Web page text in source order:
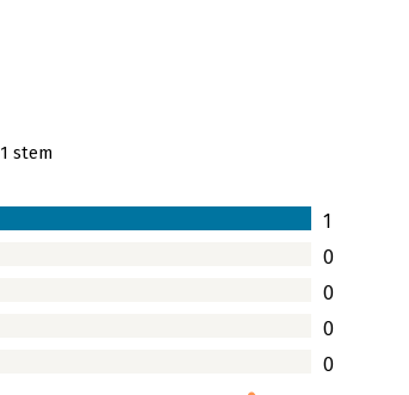
1 stem
1
0
0
0
0